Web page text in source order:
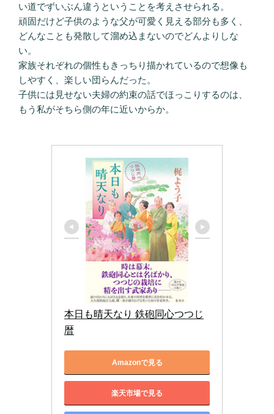
い道でずいぶん違うということを考えさせられる。
頑固だけど子供のような父が可愛く見える部分も多く、
どんなことも発散して溜め込まないのでどんよりしな
い。
家族それぞれの個性もきっちり描かれているので想像も
しやすく、楽しい団らんだった。
子供には見せない夫婦の約束の話でほっこりするのは、
もう私がそちら側の年に近いからか。
本日も晴天なり 鉄砲同心つつじ
暦
Amazonで見る
楽天市場で見る